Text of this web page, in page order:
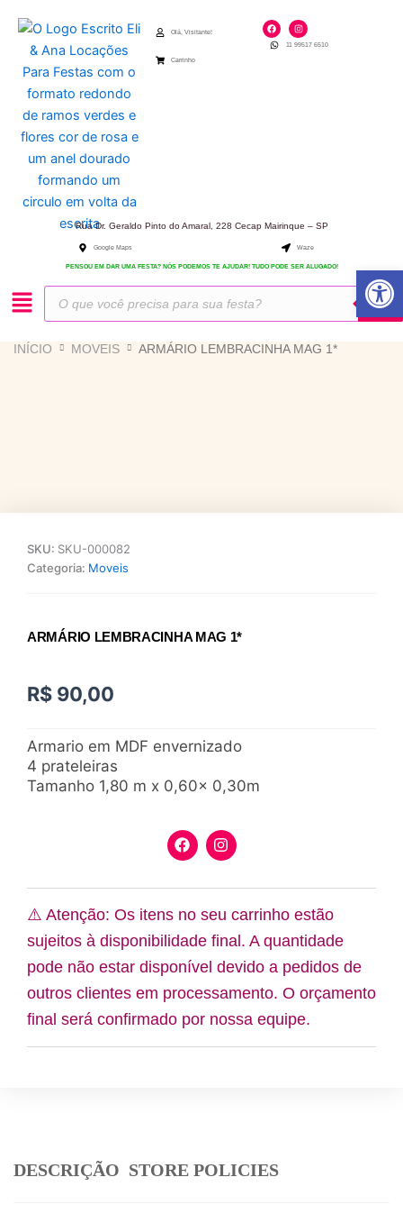
Abrir
para
conteúdo
Olá, Visitante!
Carrinho
F
a
c
e
I
n
s
t
11 99517 6510
Rua Dr. Geraldo Pinto do Amaral, 228 Cecap Mairinque – SP
Google Maps Waze
PENSOU EM DAR UMA FESTA? NÓS PODEMOS TE AJUDAR! TUDO PODE SER ALUGADO!
produtos
INÍCIO MOVEIS ARMÁRIO LEMBRACINHA MAG 1*
SKU: SKU-000082
Categoria: Moveis
ARMÁRIO LEMBRACINHA MAG 1*
R$ 90,00
Armario em MDF envernizado
4 prateleiras
Tamanho 1,80 m x 0,60x 0,30m
F
a
c
o
k
I
n
s
g
a
m
⚠️ Atenção: Os itens no seu carrinho estão
sujeitos à disponibilidade final. A quantidade
pode não estar disponível devido a pedidos de
outros clientes em processamento. O orçamento
final será confirmado por nossa equipe.
DESCRIÇÃO STORE POLICIES